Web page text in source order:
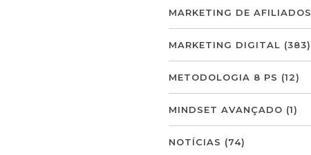
MARKETING DE AFILIADOS
MARKETING DIGITAL (383)
METODOLOGIA 8 PS (12)
MINDSET AVANÇADO (1)
NOTÍCIAS (74)